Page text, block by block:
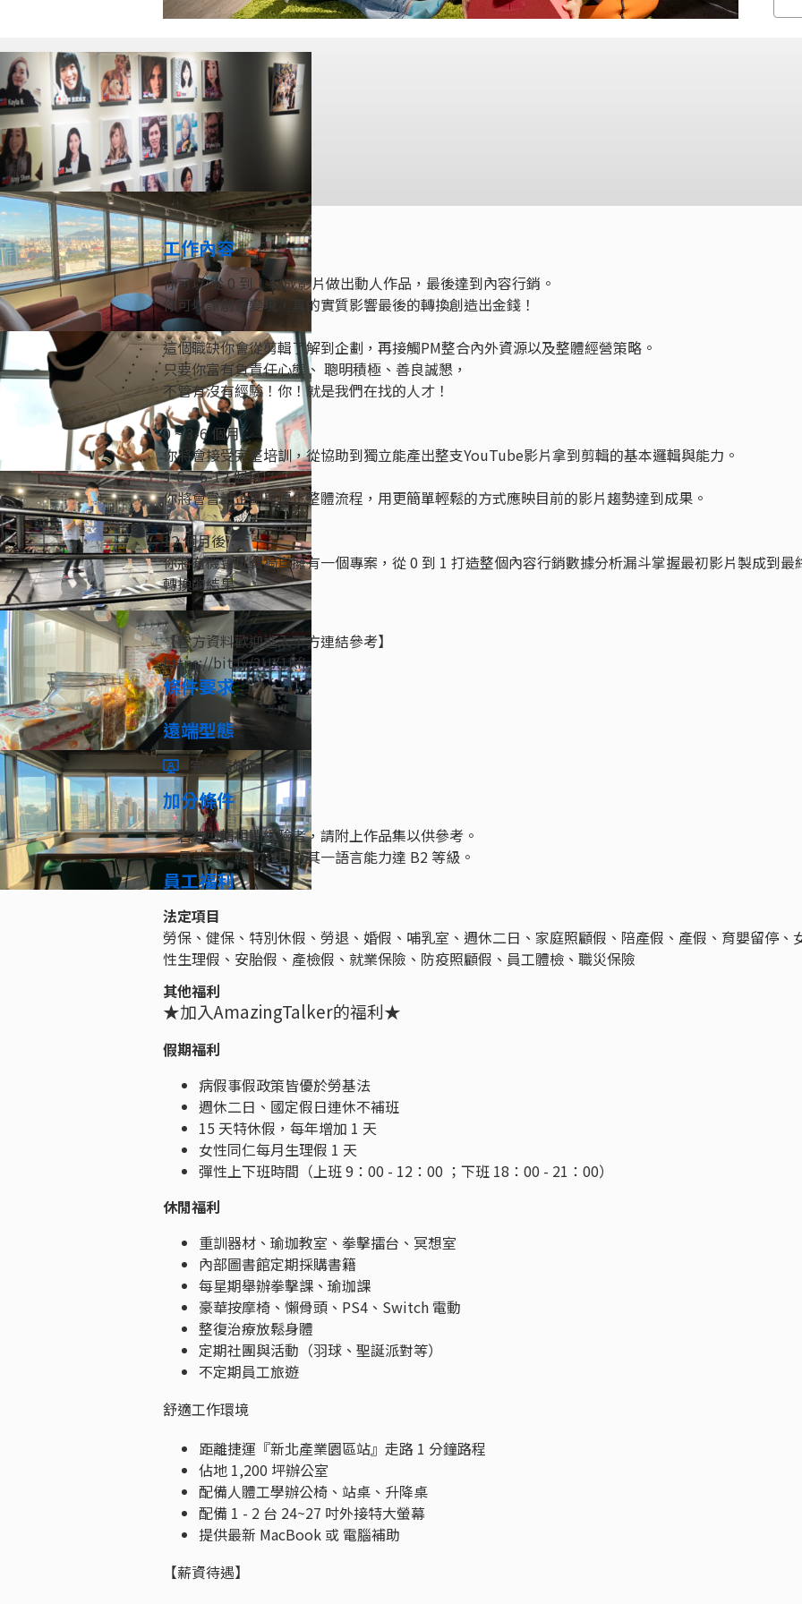
工作內容
你可以 從 0 到 1 製成影片做出動人作品，最後達到內容行銷。
你可以讓創意變現，真的實質影響最後的轉換創造出金錢！
這個職缺你會從剪輯了解到企劃，再接觸PM整合內外資源以及整體經營策略。
只要你富有負責任心態、 聰明積極、善良誠懇，
不管有沒有經驗！你！就是我們在找的人才！
0 ~ 3-6 個月：
你將會接受完整培訓，從協助到獨立能產出整支YouTube影片拿到剪輯的基本邏輯與能力。
3-6 ~ 6-12 個月：
你將會嘗試企劃與優化整體流程，用更簡單輕鬆的方式應映目前的影片趨勢達到成果。
12 個月後：
你將有機會挑戰獨自擁有一個專案，從 0 到 1 打造整個內容行銷數據分析漏斗掌握最初影片製成到最
轉換的結果。
【官方資料歡迎進入下方連結參考】
https://bit.ly/3UX1KfI
條件要求
遠端型態
完全遠端面試
加分條件
－若有剪輯相關經驗者，請附上作品集以供參考。
－具英文／韓文／日文其一語言能力達 B2 等級。
員工福利
法定項目
勞保、健保、特別休假、勞退、婚假、哺乳室、週休二日、家庭照顧假、陪產假、產假、育嬰留停、
性生理假、安胎假、產檢假、就業保險、防疫照顧假、員工體檢、職災保險
其他福利
★加入AmazingTalker的福利★
假期福利
病假事假政策皆優於勞基法
週休二日、國定假日連休不補班
15 天特休假，每年增加 1 天
女性同仁每月生理假 1 天
彈性上下班時間（上班 9：00 - 12：00 ；下班 18：00 - 21：00）
休閒福利
重訓器材、瑜珈教室、拳擊擂台、冥想室
內部圖書館定期採購書籍
每星期舉辦拳擊課、瑜珈課
豪華按摩椅、懶骨頭、PS4、Switch 電動
整復治療放鬆身體
定期社團與活動（羽球、聖誕派對等）
不定期員工旅遊
舒適工作環境
距離捷運『新北產業園區站』走路 1 分鐘路程
佔地 1,200 坪辦公室
配備人體工學辦公椅、站桌、升降桌
配備 1 - 2 台 24~27 吋外接特大螢幕
提供最新 MacBook 或 電腦補助
【薪資待遇】